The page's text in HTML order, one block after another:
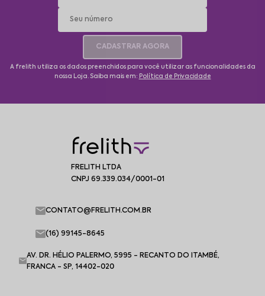
CADASTRAR AGORA
A frelith utiliza os dados preenchidos para você utilizar as funcionalidades da
nossa Loja. Saiba mais em: Política de Privacidade
FRELITH LTDA
CNPJ 69.339.034/0001-01
CONTATO@FRELITH.COM.BR
(16) 99145-8645
AV. DR. HÉLIO PALERMO, 5995 - RECANTO DO ITAMBÉ,
FRANCA - SP, 14402-020